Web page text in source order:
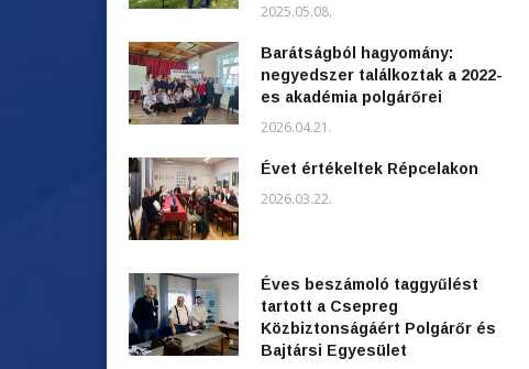
2025.05.08.
Barátságból hagyomány:
negyedszer találkoztak a 2022-
es akadémia polgárőrei
2026.04.21.
Évet értékeltek Répcelakon
2026.03.22.
Éves beszámoló taggyűlést
tartott a Csepreg
Közbiztonságáért Polgárőr és
Bajtársi Egyesület